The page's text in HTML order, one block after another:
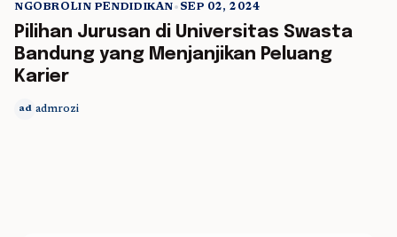
5 min read
NGOBROLIN PENDIDIKAN• SEP 02, 2024
Pilihan Jurusan di Universitas Swasta
Bandung yang Menjanjikan Peluang
Karier
ad admrozi